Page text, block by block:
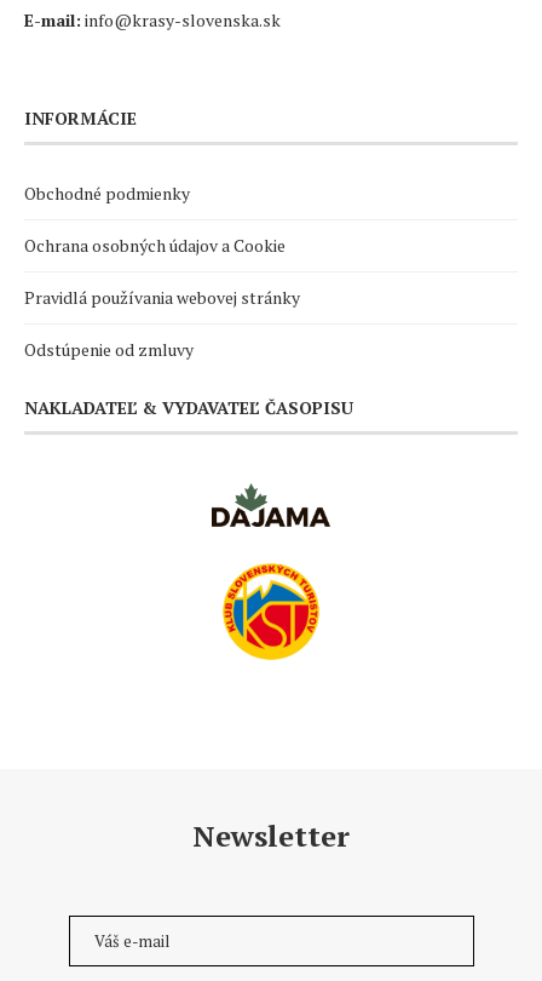
E-mail: info@krasy-slovenska.sk
INFORMÁCIE
Obchodné podmienky
Ochrana osobných údajov a Cookie
Pravidlá používania webovej stránky
Odstúpenie od zmluvy
NAKLADATEĽ & VYDAVATEĽ ČASOPISU
Newsletter